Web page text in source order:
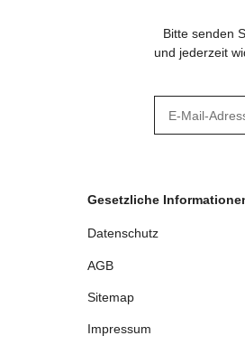
Bitte senden
und jederzeit
Gesetzliche
Datenschutz
AGB
Sitemap
Impressum